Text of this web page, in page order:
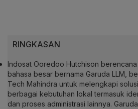
RINGKASAN
Indosat Ooredoo Hutchison
bahasa besar bernama Garuda LLM,
Tech Mahindra untuk melengkapi
berbagai kebutuhan lokal termasuk
dan proses administrasi lainnya.